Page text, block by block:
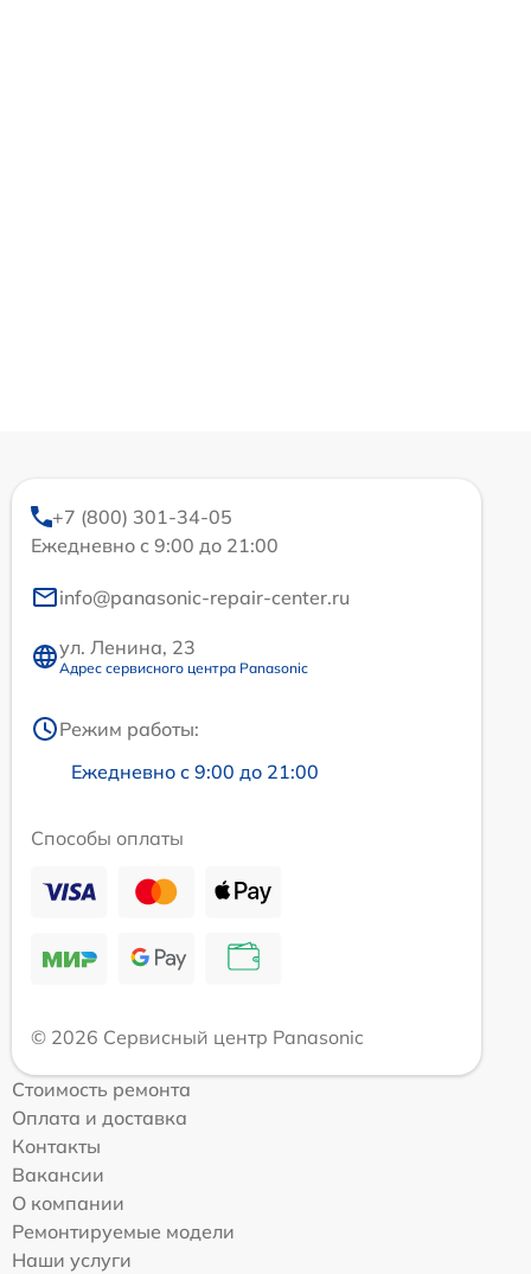
+7 (800) 301-34-05
Ежедневно с 9:00 до 21:00
info@panasonic-repair-center.ru
ул. Ленина, 23
Адрес сервисного центра Panasonic
Режим работы:
Ежедневно с 9:00 до 21:00
Способы оплаты
© 2026 Сервисный центр Panasonic
Стоимость ремонта
Оплата и доставка
Контакты
Вакансии
О компании
Ремонтируемые модели
Наши услуги